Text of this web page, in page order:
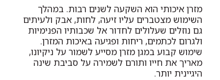
מזרן איכותי הוא השקעה לשנים רבות. במהלך
השימוש מצטברים עליו זיעה, לחות, אבק ולעיתים
גם נוזלים שעלולים לחדור אל שכבותיו הפנימיות
ולגרום לכתמים, ריחות ופגיעה באיכות המזרן.
שימוש קבוע במגן מזרן מסייע לשמור על ניקיונו,
מאריך את חייו ותורם לשמירה על סביבת שינה
היגיינית יותר.